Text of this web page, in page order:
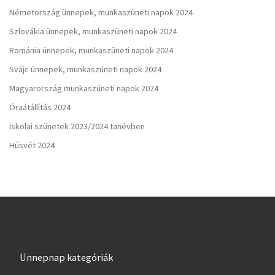
Németország ünnepek, munkaszüneti napok 2024
Szlovákia ünnepek, munkaszüneti napok 2024
Románia ünnepek, munkaszüneti napok 2024
Svájc ünnepek, munkaszüneti napok 2024
Magyarország munkaszüneti napok 2024
Óraátállítás 2024
Iskolai szünetek 2023/2024 tanévben
Húsvét 2024
Ünnepnap kategóriák